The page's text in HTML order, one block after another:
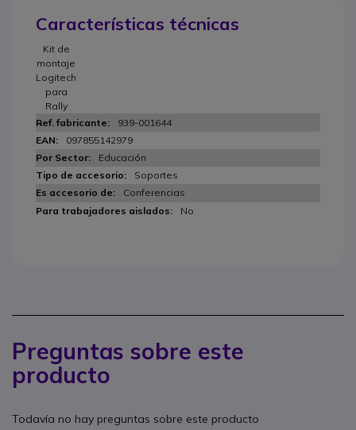
Características técnicas
Kit de
montaje
Logitech
para
Rally
939-001644
097855142979
Educación
Soportes
Conferencias
No
Preguntas sobre este
producto
Todavía no hay preguntas sobre este producto